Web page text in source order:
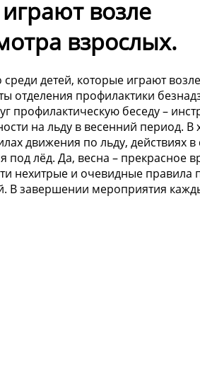
возле
взрослых.
детей, которые играют
отделения профилактики
профилактическую беседу –
на льду в весенний период. В
движения по льду, действиях в
лёд. Да, весна – прекрасное
нехитрые и очевидные правила
В завершении мероприятия